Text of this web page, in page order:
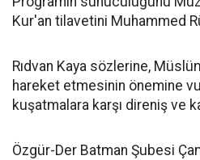
Kur'an tilavetini Muhammed
Rıdvan Kaya sözlerine,
hareket etmesinin önemine
kuşatmalara karşı direniş ve
Özgür-Der Batman Şubesi